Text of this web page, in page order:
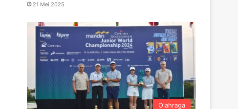
21 Mei 2025
Olahraga